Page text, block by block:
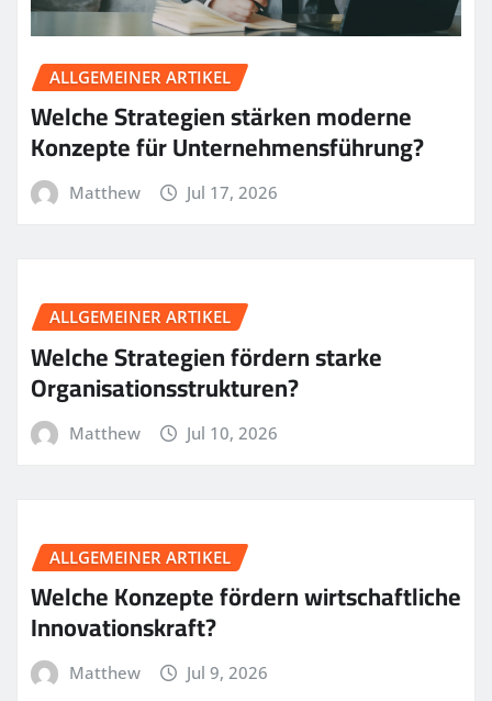
ALLGEMEINER ARTIKEL
Welche Strategien stärken moderne
Konzepte für Unternehmensführung?
Matthew Jul 17, 2026
ALLGEMEINER ARTIKEL
Welche Strategien fördern starke
Organisationsstrukturen?
Matthew Jul 10, 2026
ALLGEMEINER ARTIKEL
Welche Konzepte fördern wirtschaftliche
Innovationskraft?
Matthew Jul 9, 2026